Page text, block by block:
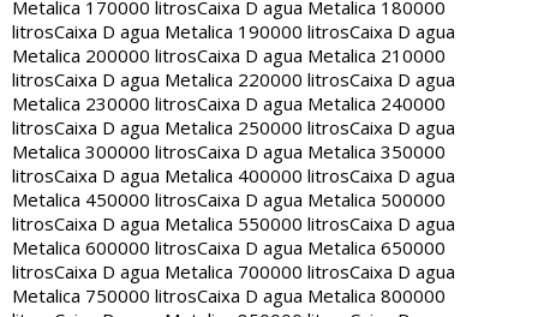
Metalica 170000 litrosCaixa D agua Metalica 180000
litrosCaixa D agua Metalica 190000 litrosCaixa D agua
Metalica 200000 litrosCaixa D agua Metalica 210000
litrosCaixa D agua Metalica 220000 litrosCaixa D agua
Metalica 230000 litrosCaixa D agua Metalica 240000
litrosCaixa D agua Metalica 250000 litrosCaixa D agua
Metalica 300000 litrosCaixa D agua Metalica 350000
litrosCaixa D agua Metalica 400000 litrosCaixa D agua
Metalica 450000 litrosCaixa D agua Metalica 500000
litrosCaixa D agua Metalica 550000 litrosCaixa D agua
Metalica 600000 litrosCaixa D agua Metalica 650000
litrosCaixa D agua Metalica 700000 litrosCaixa D agua
Metalica 750000 litrosCaixa D agua Metalica 800000